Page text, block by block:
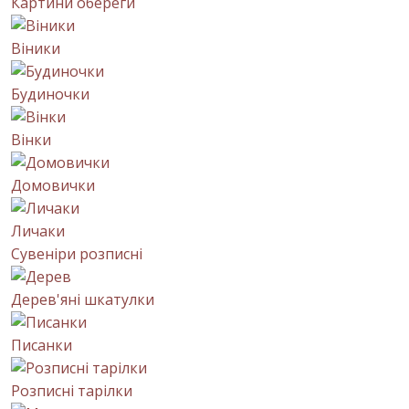
Віники
Будиночки
Вінки
Домовички
Личаки
Сувеніри розписні
Дерев'яні шкатулки
Писанки
Розписні тарілки